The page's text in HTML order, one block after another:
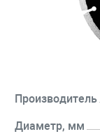
Производитель
Диаметр, мм